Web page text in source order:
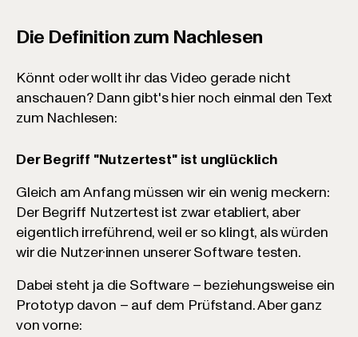
Die Definition zum Nachlesen
Könnt oder wollt ihr das Video gerade nicht
anschauen? Dann gibt's hier noch einmal den Text
zum Nachlesen:
Der Begriff "Nutzertest" ist unglücklich
Gleich am Anfang müssen wir ein wenig meckern:
Der Begriff Nutzertest ist zwar etabliert, aber
eigentlich irreführend, weil er so klingt, als würden
wir die Nutzer·innen unserer Software testen.
Dabei steht ja die Software – beziehungsweise ein
Prototyp davon – auf dem Prüfstand. Aber ganz
von vorne: